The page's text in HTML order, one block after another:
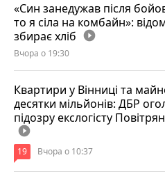
«Син занедужав після
то я сіла на комбайн»:
збирає хліб play_circle_filled
Вчора о 19:30
Квартири у Вінниці та
десятки мільйонів: ДБР
підозру екслогісту
play_circle_filled
19 Вчора о 10:37